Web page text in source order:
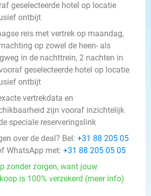
geselecteerde hotel op locatie
ontbijt
reis met vertrek op maandag,
op zowel de heen- als
in de nachttrein, 2 nachten in
geselecteerde hotel op locatie
ontbijt
vertrekdata en
zijn vooraf inzichtelijk
speciale reserveringslink
over de deal? Bel: +31 88 205 05
WhatsApp met: +31 88 205 05 05
zonder zorgen, want jouw
is 100% verzekerd (meer info)